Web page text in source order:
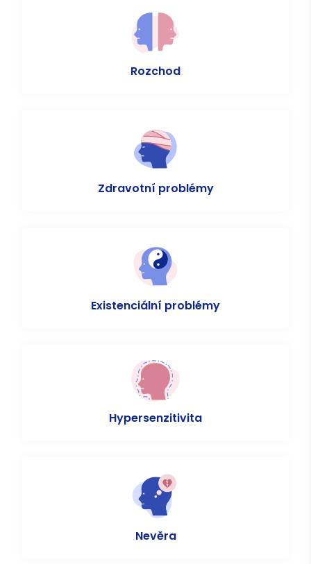
Rozchod
Zdravotní problémy
Existenciální problémy
Hypersenzitivita
Nevěra